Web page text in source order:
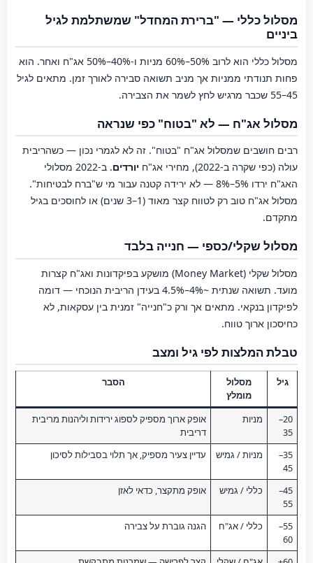
מסלול כללי — "ברירת המחדל" שמשתלמת לגיל
ביניים
מסלול כללי הוא לרוב 50%–60% מניות ו-40%–50% אג"ח ואחר. הוא
פחות תנודתי ממניות אך מניב תשואה סבירה לאורך זמן. מתאים לגיל
45–55 שכבר מרגיש לחץ לשמר את הצבירה.
מסלול אג"ח — לא "בטוח" כפי שנראה
רבים חושבים שמסלול אג"ח "בטוח". זה לא לגמרי נכון — כשהריבית
עולה (כפי שקרה ב-2022), מחירי אג"ח
יורדים
. ב-2022 מסלולי
האג"ח ירדו 5%–8% — לא ירידה קטנה עבור מי ש"ברח לבטיחות".
מסלול אג"ח טוב רק לטווח קצר מאוד (1–3 שנים) או לחוסכים בגיל
מתקדם.
מסלול שקלי/כספי — חנייה בלבד
מסלול שקלי (Money Market) מושקע בפיקדונות ואג"ח קצרות
מועד. תשואה שנתית ~4%–4.5% בעידן הריבית הנוכחי — דומה
לפיקדון בנקאי. מתאים אך ורק כ"חנייה" זמנית בין עסקאות, לא
כחיסכון ארוך טווח.
טבלת המלצות לפי גיל ומצב
גיל
מסלול
מומלץ
הסבר
20–
35
מניות
אופק ארוך מספיק לספוג ירידות וליהנות מריבית
דריבית
35–
45
מניות / גמיש עדיין צעיר מספיק, אך תלוי בסבילות לסיכון
45–
55
כללי / גמיש אופק מתקצר, כדאי לאזן
55–
60
כללי / אג"ח הגנה גוברת על צבירה